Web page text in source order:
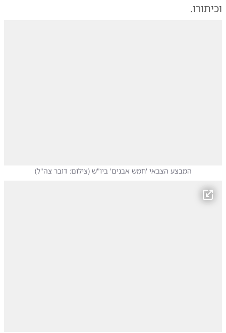
וכיתורו.
המבצע הצבאי 'חמש אבנים' ביו"ש (צילום: דובר צה"ל)